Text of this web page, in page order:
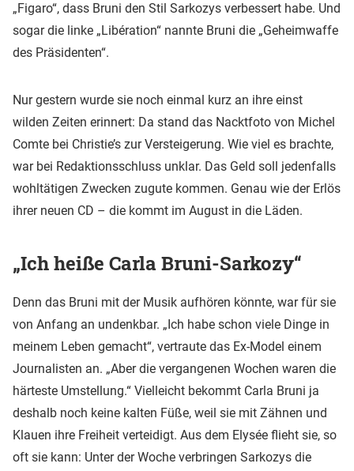
„Figaro“, dass Bruni den Stil Sarkozys verbessert habe. Und
sogar die linke „Libération“ nannte Bruni die „Geheimwaffe
des Präsidenten“.
Nur gestern wurde sie noch einmal kurz an ihre einst
wilden Zeiten erinnert: Da stand das Nacktfoto von Michel
Comte bei Christie’s zur Versteigerung. Wie viel es brachte,
war bei Redaktionsschluss unklar. Das Geld soll jedenfalls
wohltätigen Zwecken zugute kommen. Genau wie der Erlös
ihrer neuen CD – die kommt im August in die Läden.
„Ich heiße Carla Bruni-Sarkozy“
Denn das Bruni mit der Musik aufhören könnte, war für sie
von Anfang an undenkbar. „Ich habe schon viele Dinge in
meinem Leben gemacht“, vertraute das Ex-Model einem
Journalisten an. „Aber die vergangenen Wochen waren die
härteste Umstellung.“ Vielleicht bekommt Carla Bruni ja
deshalb noch keine kalten Füße, weil sie mit Zähnen und
Klauen ihre Freiheit verteidigt. Aus dem Elysée flieht sie, so
oft sie kann: Unter der Woche verbringen Sarkozys die